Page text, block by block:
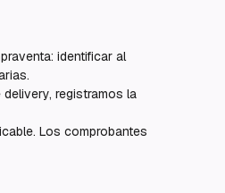
identificar al
registramos la
Los comprobantes